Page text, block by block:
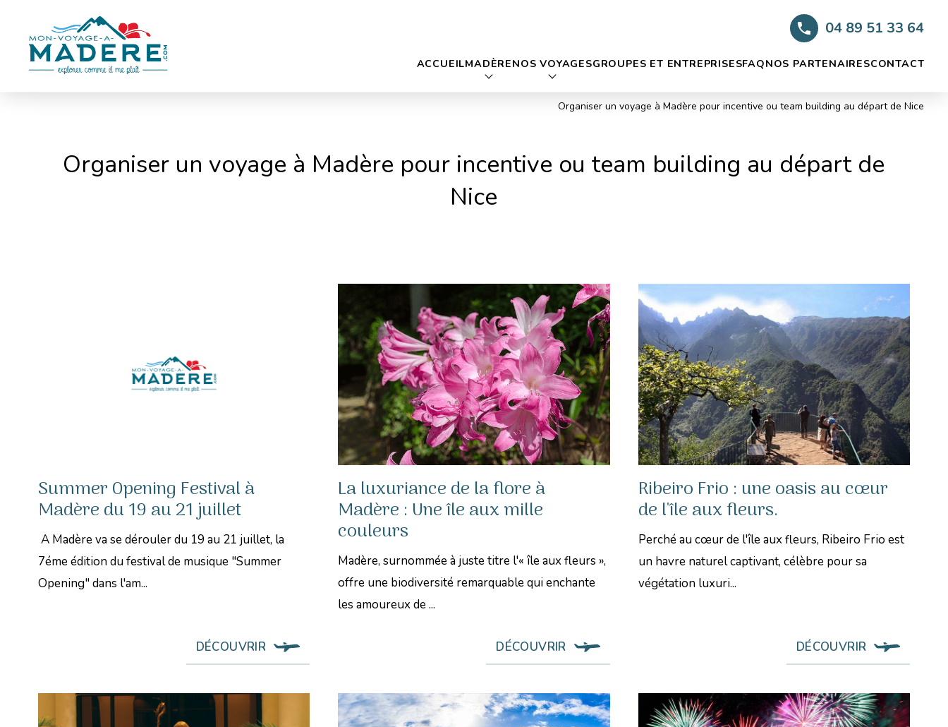
04 89 51 33 64
ACCUEILMADÈRENOS VOYAGESGROUPES ET ENTREPRISESFAQNOS PARTENAIRESCONTACT
Organiser un voyage à Madère pour incentive ou team building au départ de Nice
Organiser un voyage à Madère pour incentive ou team building au départ de
Nice
Summer Opening Festival à
Madère du 19 au 21 juillet
A Madère va se dérouler du 19 au 21 juillet, la
7éme édition du festival de musique "Summer
Opening" dans l'am...
DÉCOUVRIR
La luxuriance de la flore à
Madère : Une île aux mille
couleurs
Madère, surnommée à juste titre l'« île aux fleurs »,
offre une biodiversité remarquable qui enchante
les amoureux de ...
DÉCOUVRIR
Ribeiro Frio : une oasis au cœur
de l'île aux fleurs.
Perché au cœur de l'île aux fleurs, Ribeiro Frio est
un havre naturel captivant, célèbre pour sa
végétation luxuri...
DÉCOUVRIR